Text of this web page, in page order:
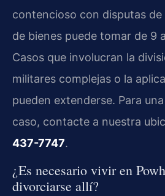
contencioso con disputas
de bienes puede tomar de 9
Casos que involucran la
militares complejas o la
pueden extenderse. Para
caso, contacte a nuestra
437-7747.
¿Es necesario vivir en
divorciarse allí?